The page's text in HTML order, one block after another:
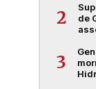
2
de
3